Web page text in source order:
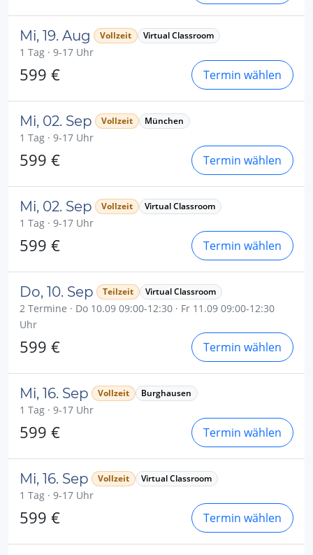
Mi, 19. Aug Vollzeit Virtual Classroom
1 Tag · 9-17 Uhr
599 € Termin wählen
Mi, 02. Sep Vollzeit München
1 Tag · 9-17 Uhr
599 € Termin wählen
Mi, 02. Sep Vollzeit Virtual Classroom
1 Tag · 9-17 Uhr
599 € Termin wählen
Do, 10. Sep Teilzeit Virtual Classroom
2 Termine · Do 10.09 09:00-12:30 · Fr 11.09 09:00-12:30
Uhr
599 € Termin wählen
Mi, 16. Sep Vollzeit Burghausen
1 Tag · 9-17 Uhr
599 € Termin wählen
Mi, 16. Sep Vollzeit Virtual Classroom
1 Tag · 9-17 Uhr
599 € Termin wählen